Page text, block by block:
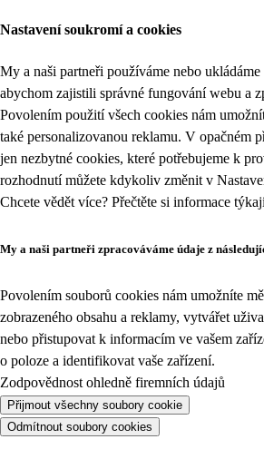
Nastavení soukromí a cookies
My a naši partneři používáme nebo
abychom zajistili správné fungování webu a
Povolením použití všech cookies nám
také personalizovanou reklamu. V opačném
jen nezbytné cookies, které potřebujeme k
rozhodnutí můžete kdykoliv změnit v
Chcete vědět více? Přečtěte si informace
My a naši partneři zpracováváme údaje z
Povolením souborů cookies nám umožníte
zobrazeného obsahu a reklamy, vytvářet
nebo přistupovat k informacím ve vašem
o poloze a identifikovat vaše zařízení.
Zodpovědnost ohledně firemních údajů
Přijmout všechny soubory cookie
Odmítnout soubory cookies